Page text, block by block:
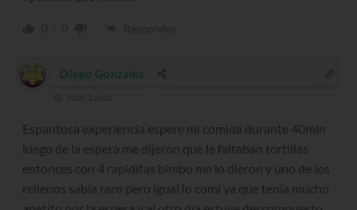
Diego González
Espantosa experiencia espere mi comida durante 40min
luego de la espera me dijeron que le faltaban tortillas
entonces con 4 rapiditas bimbo me lo dieron y uno de los
rellenos sabía raro pero igual lo comí ya que tenía mucho